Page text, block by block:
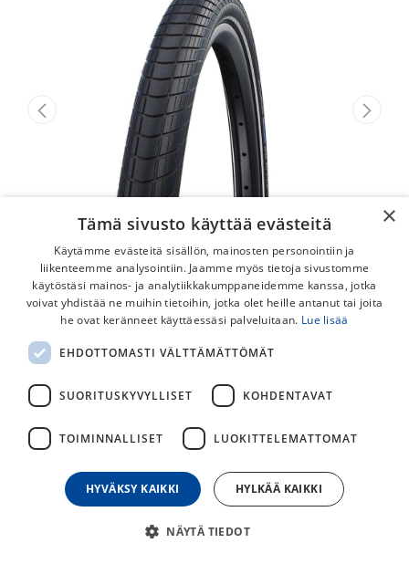
Schwalbe Big Apple Ulkorengas
ajokokemukseen.
49,00€
päivän alin hinta
×
Tämä sivusto käyttää evästeitä
Käytämme evästeitä sisällön, mainosten personointiin ja
liikenteemme analysointiin. Jaamme myös tietoja sivustomme
käytöstäsi mainos- ja analytiikkakumppaneidemme kanssa, jotka
voivat yhdistää ne muihin tietoihin, jotka olet heille antanut tai joita
he ovat keränneet käyttäessäsi palveluitaan. Lue lisää
EHDOTTOMASTI VÄLTTÄMÄTTÖMÄT
SUORITUSKYVYLLISET KOHDENTAVAT
TOIMINNALLISET LUOKITTELEMATTOMAT
HYVÄKSY KAIKKI HYLKÄÄ KAIKKI
NÄYTÄ TIEDOT